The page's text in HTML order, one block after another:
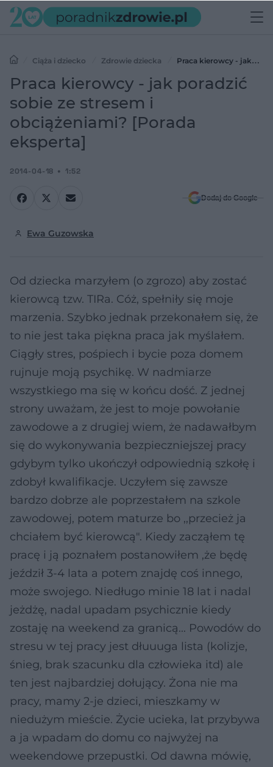
Ciąża i dziecko Zdrowie dziecka
Praca kierowcy - jak
poradzić sobie ze stresem i obciążeniami? [Porada eksperta]
Praca kierowcy - jak poradzić
sobie ze stresem i
obciążeniami? [Porada
eksperta]
2014-04-18 1:52
Dodaj do Google
Ewa Guzowska
Od dziecka marzyłem (o zgrozo) aby zostać
kierowcą tzw. TIRa. Cóż, spełniły się moje
marzenia. Szybko jednak przekonałem się, że
to nie jest taka piękna praca jak myślałem.
Ciągły stres, pośpiech i bycie poza domem
rujnuje moją psychikę. W nadmiarze
wszystkiego ma się w końcu dość. Z jednej
strony uważam, że jest to moje powołanie
zawodowe a z drugiej wiem, że nadawałbym
się do wykonywania bezpieczniejszej pracy
gdybym tylko ukończył odpowiednią szkołę i
zdobył kwalifikacje. Uczyłem się zawsze
bardzo dobrze ale poprzestałem na szkole
zawodowej, potem maturze bo ,,przecież ja
chciałem być kierowcą". Kiedy zacząłem tę
pracę i ją poznałem postanowiłem ,że będę
jeździł 3-4 lata a potem znajdę coś innego,
może swojego. Niedługo minie 18 lat i nadal
jeżdżę, nadal upadam psychicznie kiedy
zostaję na weekend za granicą... Powodów do
stresu w tej pracy jest dłuuuga lista (kolizje,
śnieg, brak szacunku dla człowieka itd) ale
ten jest najbardziej dołujący. Żona nie ma
pracy, mamy 2-je dzieci, mieszkamy w
niedużym mieście. Życie ucieka, lat przybywa
a ja wpadam do domu co najwyżej na
weekendowe przepustki. Od dawna mówię,